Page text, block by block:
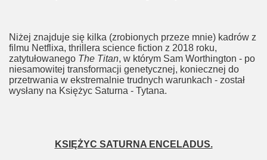
Niżej znajduje się kilka (zrobionych przeze mnie) kadrów z
filmu Netflixa, thrillera science fiction z 2018 roku,
zatytułowanego The Titan, w którym Sam Worthington - po
niesamowitej transformacji genetycznej, koniecznej do
przetrwania w ekstremalnie trudnych warunkach - został
wysłany na Księżyc Saturna - Tytana.
KSIĘŻYC SATURNA ENCELADUS.